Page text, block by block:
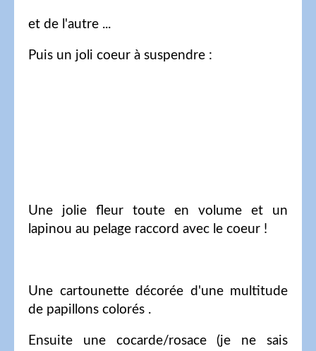
et de l'autre ...
Puis un joli coeur à suspendre :
Une jolie fleur toute en volume et un
lapinou au pelage raccord avec le coeur !
Une cartounette décorée d'une multitude
de papillons colorés .
Ensuite une cocarde/rosace (je ne sais